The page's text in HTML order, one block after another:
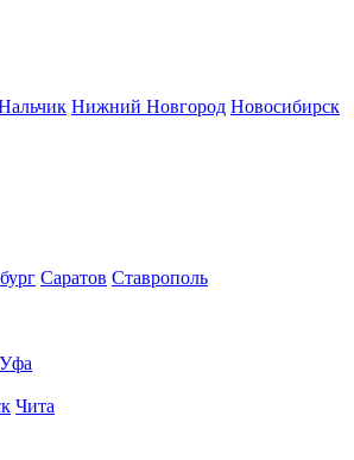
Нижний Новгород Новосибирск
Саратов Ставрополь
Уфа
Чита